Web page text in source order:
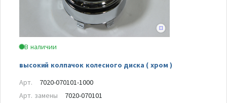
В наличии
высокий колпачок колесного диска ( хром )
Арт.
7020-070101-1000
Арт. замены
7020-070101